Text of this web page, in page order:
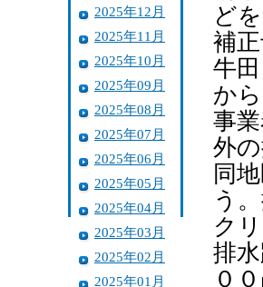
2025年12月
2025年11月
2025年10月
2025年09月
2025年08月
2025年07月
2025年06月
2025年05月
2025年04月
2025年03月
2025年02月
2025年01月
ど
補
牛
か
事
外
同
う
ク
排
０